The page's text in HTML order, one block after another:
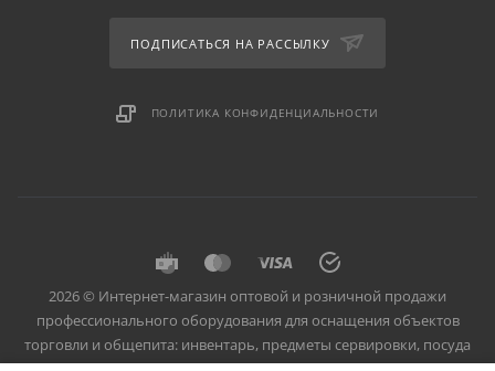
ПОДПИСАТЬСЯ НА РАССЫЛКУ
ПОЛИТИКА КОНФИДЕНЦИАЛЬНОСТИ
2026 © Интернет-магазин оптовой и розничной продажи
профессионального оборудования для оснащения объектов
торговли и общепита: инвентарь, предметы сервировки, посуда